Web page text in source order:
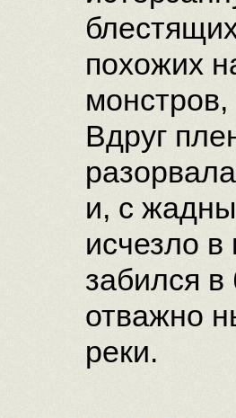
похожих
монстров,
Вдруг
и, с
исчезло
забился
отважно
реки.